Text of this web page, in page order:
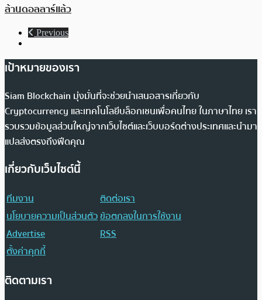
ล้านดอลลาร์แล้ว
Previous
เป้าหมายของเรา
Siam Blockchain มุ่งมั่นที่จะช่วยนำเสนอสารเกี่ยวกับ
Cryptocurrency และเทคโนโลยีบล็อกเชนเพื่อคนไทย ในภาษาไทย เรา
รวบรวมข้อมูลส่วนใหญ่จากเว็บไซต์และเว็บบอร์ดต่างประเทศและนำมา
แปลส่งตรงถึงฟีดคุณ
เกี่ยวกับเว็บไซต์นี้
ทีมงาน
ติดต่อเรา
นโยบายความเป็นส่วนตัวข้อตกลงในการใช้งาน
Advertise
RSS
ตั้งค่าคุกกี้
ติดตามเรา